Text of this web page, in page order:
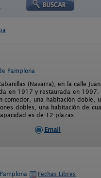
Pamplona
(Navarra), en la calle
en 1917 y restaurada en
comedor, una habitación doble,
dobles, una habitación de
es de 12 plazas.
Email
Fechas Libres